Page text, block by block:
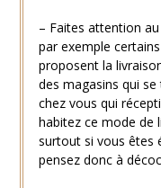
– Faites attention
par exemple
proposent la
des magasins qui
chez vous qui
habitez ce mode de
surtout si vous êtes
pensez donc à